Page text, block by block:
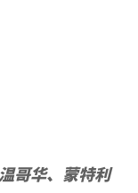
哥华、蒙特利